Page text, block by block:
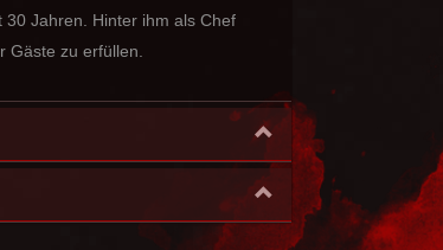
Jahren. Hinter ihm als Chef
Gäste zu erfüllen.